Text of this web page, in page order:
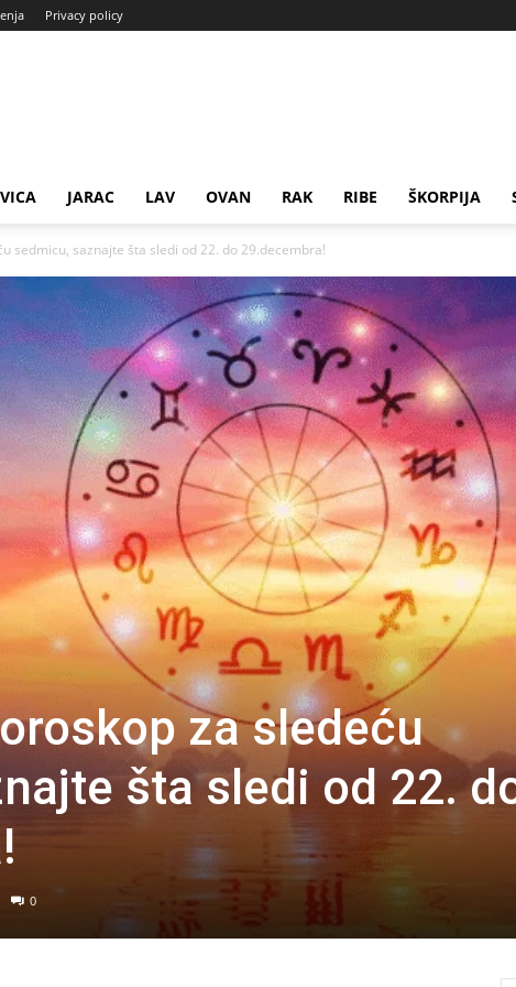
Privacy policy
JARAC LAV OVAN RAK RIBE ŠKORPIJA
sedmicu, saznajte šta sledi od 22. do 29.decembra!
za sledeću
šta sledi od 22.
0